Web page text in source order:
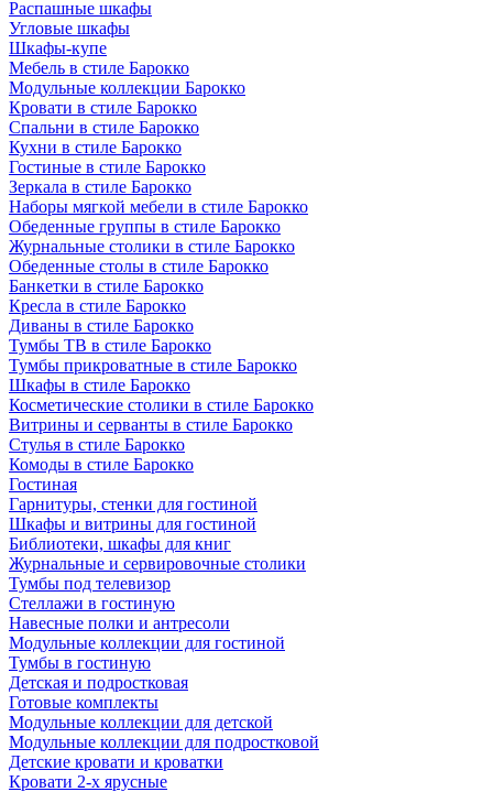
Распашные шкафы
Угловые шкафы
Шкафы-купе
Мебель в стиле Барокко
Модульные коллекции Барокко
Кровати в стиле Барокко
Спальни в стиле Барокко
Кухни в стиле Барокко
Гостиные в стиле Барокко
Зеркала в стиле Барокко
Наборы мягкой мебели в стиле Барокко
Обеденные группы в стиле Барокко
Журнальные столики в стиле Барокко
Обеденные столы в стиле Барокко
Банкетки в стиле Барокко
Кресла в стиле Барокко
Диваны в стиле Барокко
Тумбы ТВ в стиле Барокко
Тумбы прикроватные в стиле Барокко
Шкафы в стиле Барокко
Косметические столики в стиле Барокко
Витрины и серванты в стиле Барокко
Стулья в стиле Барокко
Комоды в стиле Барокко
Гостиная
Гарнитуры, стенки для гостиной
Шкафы и витрины для гостиной
Библиотеки, шкафы для книг
Журнальные и сервировочные столики
Тумбы под телевизор
Стеллажи в гостиную
Навесные полки и антресоли
Модульные коллекции для гостиной
Тумбы в гостиную
Детская и подростковая
Готовые комплекты
Модульные коллекции для детской
Модульные коллекции для подростковой
Детские кровати и кроватки
Кровати 2-х ярусные